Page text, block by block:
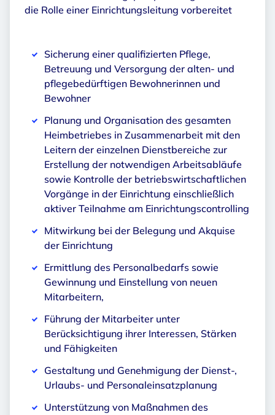
die Rolle einer Einrichtungsleitung vorbereitet
Sicherung einer qualifizierten Pflege,
Betreuung und Versorgung der alten- und
pflegebedürftigen Bewohnerinnen und
Bewohner
Planung und Organisation des gesamten
Heimbetriebes in Zusammenarbeit mit den
Leitern der einzelnen Dienstbereiche zur
Erstellung der notwendigen Arbeitsabläufe
sowie Kontrolle der betriebswirtschaftlichen
Vorgänge in der Einrichtung einschließlich
aktiver Teilnahme am Einrichtungscontrolling
Mitwirkung bei der Belegung und Akquise
der Einrichtung
Ermittlung des Personalbedarfs sowie
Gewinnung und Einstellung von neuen
Mitarbeitern,
Führung der Mitarbeiter unter
Berücksichtigung ihrer Interessen, Stärken
und Fähigkeiten
Gestaltung und Genehmigung der Dienst-,
Urlaubs- und Personaleinsatzplanung
Unterstützung von Maßnahmen des